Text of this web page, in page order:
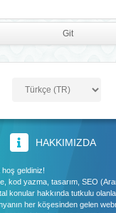
HAKKIMIZDA
geldiniz!
kod yazma, tasarım, SEO
konular hakkında tutkulu
her köşesinden gelen